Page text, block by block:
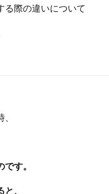
る際の違いについて
す。
、